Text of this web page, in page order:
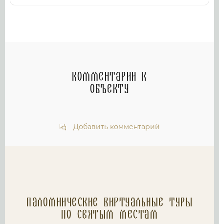
Комментарии к
объекту
Добавить комментарий
Паломнические Виртуальные туры
по святым местам